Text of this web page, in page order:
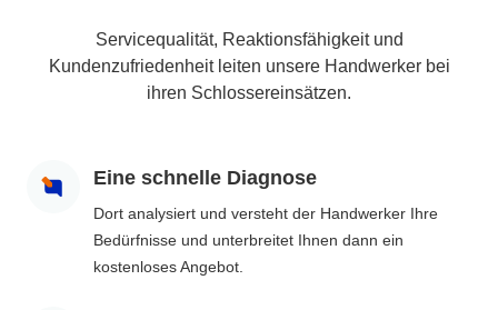
Servicequalität, Reaktionsfähigkeit und
Kundenzufriedenheit leiten unsere Handwerker bei
ihren Schlossereinsätzen.
Eine schnelle Diagnose
Dort analysiert und versteht der Handwerker Ihre
Bedürfnisse und unterbreitet Ihnen dann ein
kostenloses Angebot.